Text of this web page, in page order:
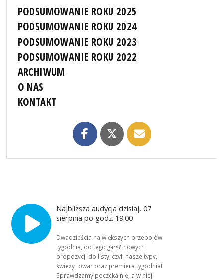
PODSUMOWANIE ROKU 2025
PODSUMOWANIE ROKU 2024
PODSUMOWANIE ROKU 2023
PODSUMOWANIE ROKU 2022
ARCHIWUM
O NAS
KONTAKT
Najbliższa audycja dzisiaj, 07
sierpnia po godz. 19:00
Dwadzieścia największych przebojów
tygodnia, do tego garść nowych
propozycji do listy, czyli nasze typy,
świeży towar oraz premiera tygodnia!
Sprawdzamy poczekalnię, a w niej